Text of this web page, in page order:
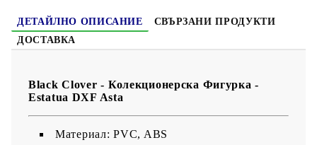
ДЕТАЙЛНО ОПИСАНИЕ
СВЪРЗАНИ ПРОДУКТИ
ДОСТАВКА
Black Clover - Колекционерска Фигурка -
Estatua DXF Asta
Материал: PVC, ABS